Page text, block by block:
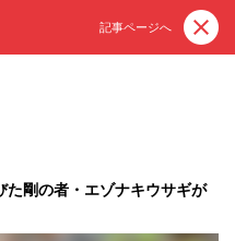
記事ページへ
た剛の者・エゾナキウサギが